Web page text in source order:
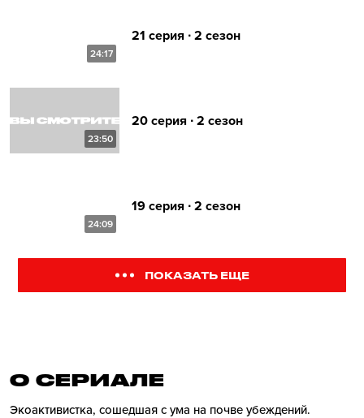
24:17
21 серия ∙ 2 сезон
23:50
20 серия ∙ 2 сезон
24:09
19 серия ∙ 2 сезон
ПОКАЗАТЬ ЕЩЕ
О СЕРИАЛE
Экоактивистка, сошедшая с ума на почве убеждений.